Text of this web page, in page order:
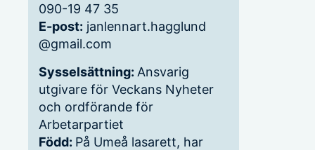
090-19 47 35
E-post: janlennart.hagglund
@gmail.com
Sysselsättning: Ansvarig
utgivare för Veckans Nyheter
och ordförande för
Arbetarpartiet
Född: På Umeå lasarett, har